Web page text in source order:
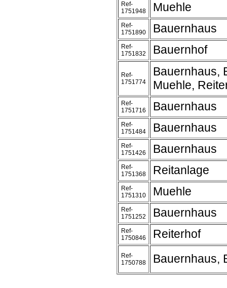
Ref-
1751948
Muehle
Ref-
1751890
Bauernhaus
Ref-
1751832
Bauernhof
Ref-
1751774
Bauernhaus,
Muehle,
Ref-
1751716
Bauernhaus
Ref-
1751484
Bauernhaus
Ref-
1751426
Bauernhaus
Ref-
1751368
Reitanlage
Ref-
1751310
Muehle
Ref-
1751252
Bauernhaus
Ref-
1750846
Reiterhof
Ref-
1750788
Bauernhaus,